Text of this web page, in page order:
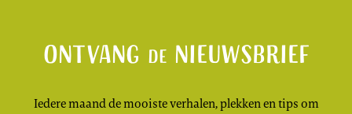
Ontvang denieuwsbrief
Iedere maand de mooiste verhalen, plekken en tips om